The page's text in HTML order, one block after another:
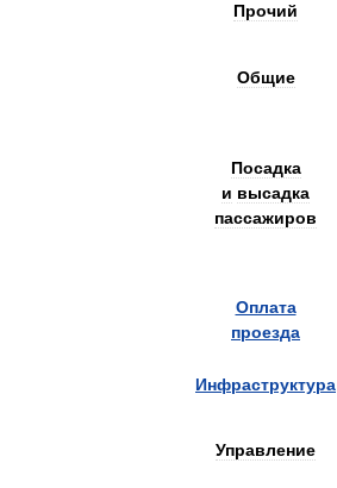
Прочий
Общие
Посадка
и высадка
пассажиров
Оплата
проезда
Инфраструктура
Управление